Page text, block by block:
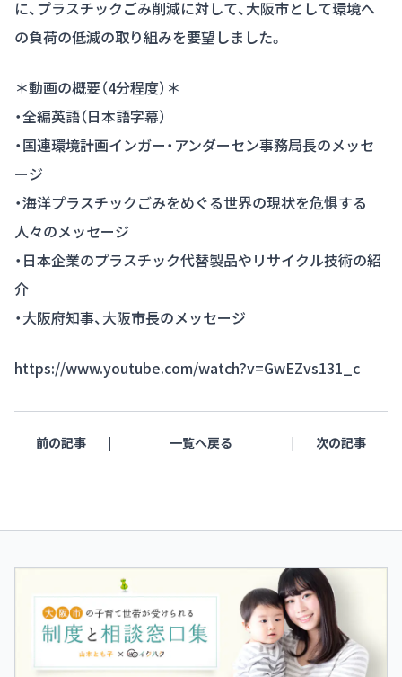
に、プラスチックごみ削減に対して、大阪市として環境へ
の負荷の低減の取り組みを要望しました。
＊動画の概要（4分程度）＊
・全編英語（日本語字幕）
・国連環境計画インガー・アンダーセン事務局長のメッセ
ージ
・海洋プラスチックごみをめぐる世界の現状を危惧する
人々のメッセージ
・日本企業のプラスチック代替製品やリサイクル技術の紹
介
・大阪府知事、大阪市長のメッセージ
https://www.youtube.com/watch?v=GwEZvs131_c
前の記事 一覧へ戻る 次の記事